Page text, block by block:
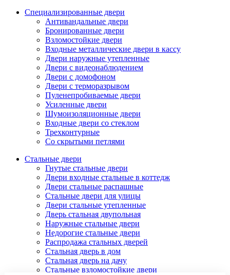
Специализированные двери
Антивандальные двери
Бронированные двери
Взломостойкие двери
Входные металлические двери в кассу
Двери наружные утепленные
Двери с видеонаблюдением
Двери с домофоном
Двери с терморазрывом
Пуленепробиваемые двери
Усиленные двери
Шумоизоляционные двери
Входные двери со стеклом
Трехконтурные
Со скрытыми петлями
Стальные двери
Гнутые стальные двери
Двери входные стальные в коттедж
Двери стальные распашные
Стальные двери для улицы
Двери стальные утепленные
Дверь стальная двупольная
Наружные стальные двери
Недорогие стальные двери
Распродажа стальных дверей
Стальная дверь в дом
Стальная дверь на дачу
Стальные взломостойкие двери